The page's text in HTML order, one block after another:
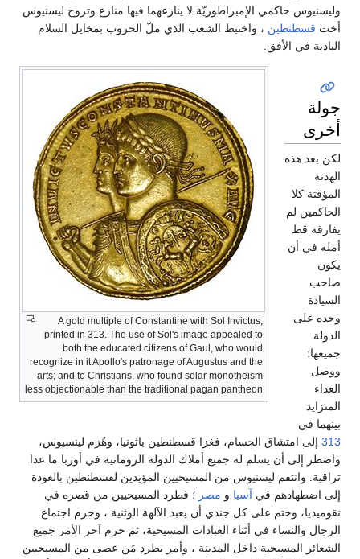
وليسنيوس حاكمي الإمبراطوريّة لا ينازعهما فيها منازع وتزوج ليسنيوس
أخت قسطنطين ، واختبط الشعب الذي ملّ الحروب بمخايل السلام
البادية في الأفق.
A gold multiple of Constantine with Sol Invictus,
printed in 313. The use of Sol's image appealed to
both the educated citizens of Gaul, who would
recognize in it Apollo's patronage of Augustus and the
arts; and to Christians, who found solar monotheism
less objectionable than the traditional pagan pantheon
جولة
أخرى
لكن بعد هذه
الهدنة
المؤقتة كلا
الحاكمين لم
يفارقه قط
أمله في أن
يكون
صاحب
السيادة
وحده على
الدولة
جميعها؛
ووصل
العداء
المتزايد
بينهما في
313 إلى امتشاق الحسام، فغزا قسطنطين باثونيا، وهُزم لينسيوس،
واضطر إلى أن يسلم له جميع أملاك الدولة الرومانية في أوربا ما عدا
تراقية. وانتقم ليسنيوس من المسيحيين المؤيدين لقسطنطين بالعودة
إلى اضطهادهم في آسيا و مصر ؛ فطرد المسيحيين من قصره في
نقوميديا، وحتم على كل جندي أن يعبد الآلهة الوثنية ، وحرم اجتماع
الرجال والنساء في أثناء العبادات المسيحية، ثم حرم آخر الأمر جميع
الشعائر المسيحية داخل المدينة ، وأمر بطرد مَن عصى من المسيحيين